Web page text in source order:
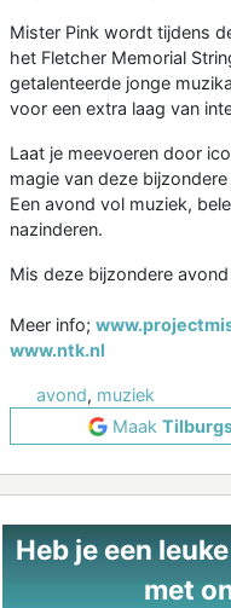
Mister Pink wordt tijdens
het Fletcher Memorial
getalenteerde jonge
voor een extra laag van
Laat je meevoeren door
magie van deze
Een avond vol muziek,
nazinderen.
Mis deze bijzondere avond
Meer info;
www.ntk.nl
avond, muziek
Maak
Heb je een
met